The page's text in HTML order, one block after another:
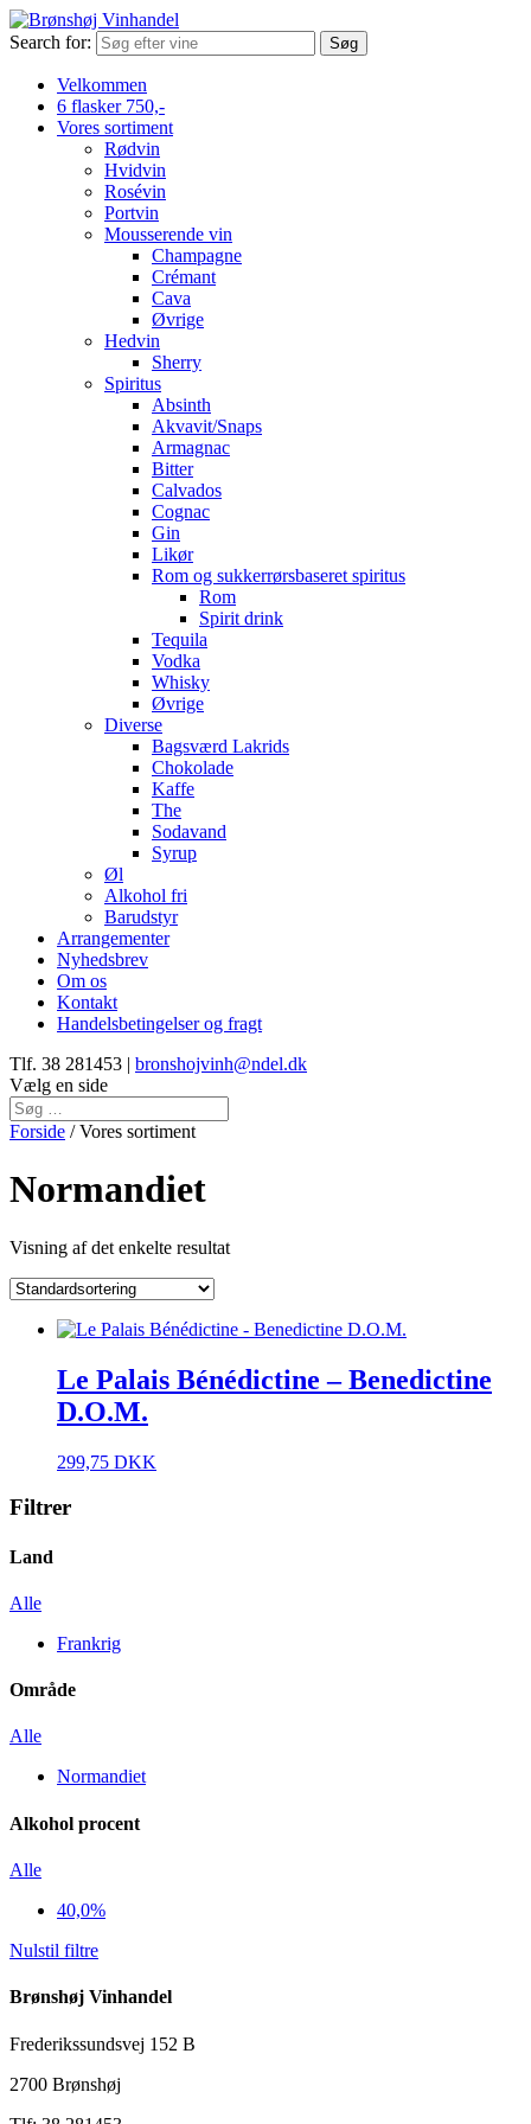
Search for:
Velkommen
6 flasker 750,-
Vores sortiment
Rødvin
Hvidvin
Rosévin
Portvin
Mousserende vin
Champagne
Crémant
Cava
Øvrige
Hedvin
Sherry
Spiritus
Absinth
Akvavit/Snaps
Armagnac
Bitter
Calvados
Cognac
Gin
Likør
Rom og sukkerrørsbaseret spiritus
Rom
Spirit drink
Tequila
Vodka
Whisky
Øvrige
Diverse
Bagsværd Lakrids
Chokolade
Kaffe
The
Sodavand
Syrup
Øl
Alkohol fri
Barudstyr
Arrangementer
Nyhedsbrev
Om os
Kontakt
Handelsbetingelser og fragt
Tlf. 38 281453 | bronshojvinh@ndel.dk
Vælg en side
Forside / Vores sortiment
Normandiet
Visning af det enkelte resultat
Le Palais Bénédictine – Benedictine
D.O.M.
299,75 DKK
Filtrer
Land
Alle
Frankrig
Område
Alle
Normandiet
Alkohol procent
Alle
40,0%
Nulstil filtre
Brønshøj Vinhandel
Frederikssundsvej 152 B
2700 Brønshøj